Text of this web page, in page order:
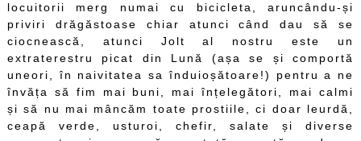
locuitorii merg numai cu bicicleta, aruncându-și
priviri drăgăstoase chiar atunci când dau să se
ciocnească, atunci Jolt al nostru este un
extraterestru picat din Lună (așa se și comportă
uneori, în naivitatea sa înduioșătoare!) pentru a ne
învăța să fim mai buni, mai înțelegători, mai calmi
și să nu mai mâncăm toate prostiile, ci doar leurdă,
ceapă verde, usturoi, chefir, salate și diverse